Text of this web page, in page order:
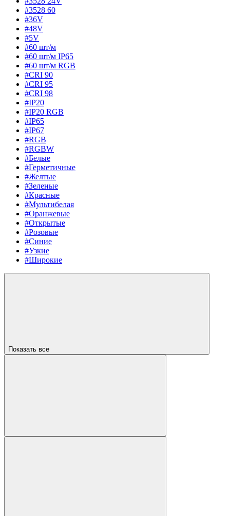
#3528 60
#36V
#48V
#5V
#60 шт/м
#60 шт/м IP65
#60 шт/м RGB
#CRI 90
#CRI 95
#CRI 98
#IP20
#IP20 RGB
#IP65
#IP67
#RGB
#RGBW
#Белые
#Герметичные
#Желтые
#Зеленые
#Красные
#Мультибелая
#Оранжевые
#Открытые
#Розовые
#Синие
#Узкие
#Широкие
Показать все